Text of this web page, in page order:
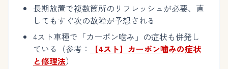
長期放置で複数箇所のリフレッシュが必要、直
してもすぐ次の故障が予想される
4スト車種で「カーボン噛み」の症状も併発し
ている（参考：
【4スト】カーボン噛みの症状
と修理法）